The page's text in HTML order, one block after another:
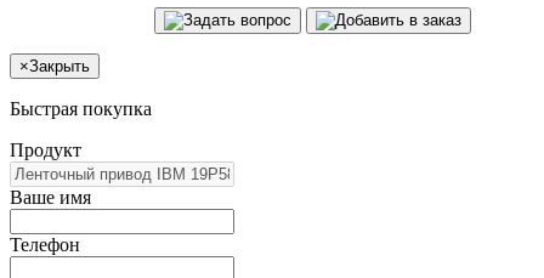
×Закрыть
Быстрая покупка
Продукт
Ваше имя
Телефон